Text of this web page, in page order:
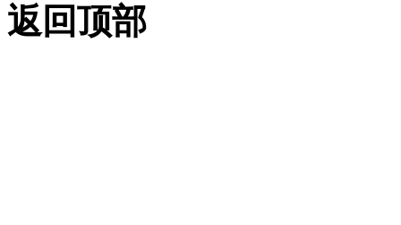
返回顶部